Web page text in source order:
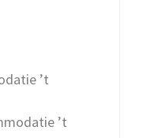
’t
’t